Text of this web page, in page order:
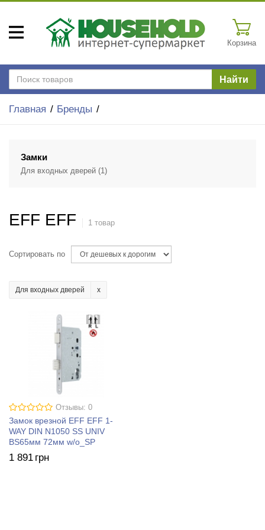
Корзина
Найти
Главная Бренды
Замки
Для входных дверей (1)
EFF EFF 1 товар
Сортировать по
Для входных дверей
Отзывы: 0
Замок врезной EFF EFF 1-
WAY DIN N1050 SS UNIV
BS65мм 72мм w/o_SP
1 891 грн